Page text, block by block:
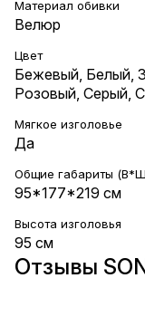
Материал обивки
Велюр
Цвет
Бежевый Белый
Розовый Серый
Мягкое изголовье
Да
Общие габариты
95*177*219 см
Высота изголовья
95 см
Отзывы